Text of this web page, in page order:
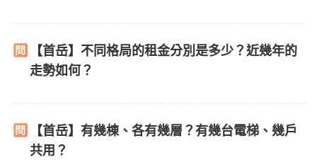
【首岳】不同格局的租金分別是多少？近幾年的
走勢如何？
【首岳】有幾棟、各有幾層？有幾台電梯、幾戶
共用？